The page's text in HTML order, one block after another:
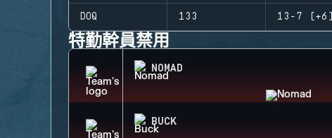
DOQ 133 13-7 (+6)
特勤幹員禁用
NOMAD
BUCK